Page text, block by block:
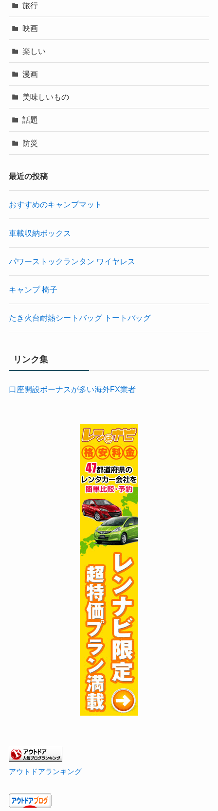
旅行
映画
楽しい
漫画
美味しいもの
話題
防災
最近の投稿
おすすめのキャンプマット
車載収納ボックス
パワーストックランタン ワイヤレス
キャンプ 椅子
たき火台耐熱シートバッグ トートバッグ
リンク集
口座開設ボーナスが多い海外FX業者
アウトドアランキング